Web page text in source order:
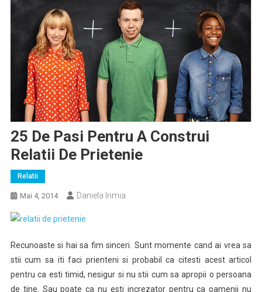
25 De Pasi Pentru A Construi
Relatii De Prietenie
Relatii
Mai 4, 2014 Daniela Irimia
Recunoaste si hai sa fim sinceri. Sunt momente cand ai vrea sa
stii cum sa iti faci prienteni si probabil ca citesti acest articol
pentru ca esti timid, nesigur si nu stii cum sa apropii o persoana
de tine. Sau poate ca nu esti increzator pentru ca oamenii nu